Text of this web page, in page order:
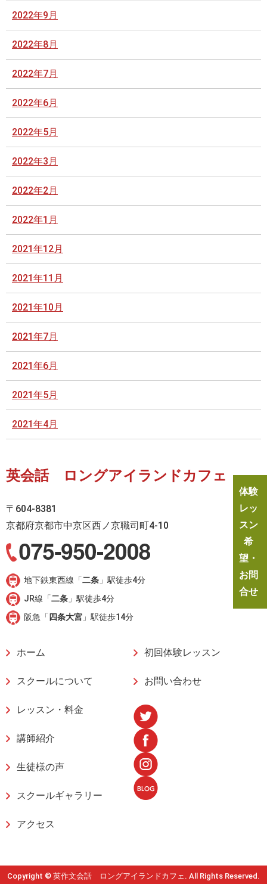
2022年9月
2022年8月
2022年7月
2022年6月
2022年5月
2022年3月
2022年2月
2022年1月
2021年12月
2021年11月
2021年10月
2021年7月
2021年6月
2021年5月
2021年4月
英会話 ロングアイランドカフェ
〒604-8381
京都府京都市中京区西ノ京職司町4-10
地下鉄東西線「二条 」駅徒歩4分
JR線「二条 」駅徒歩4分
阪急「 四条大宮 」駅徒歩14分
ホーム
スクールについて
レッスン・料金
講師紹介
生徒様の声
スクールギャラリー
アクセス
初回体験レッスン
お問い合わせ
体験
レッ
スン
希
望・
お問
合せ
Copyright © 英作文会話 ロングアイランドカフェ. All Rights Reserved.